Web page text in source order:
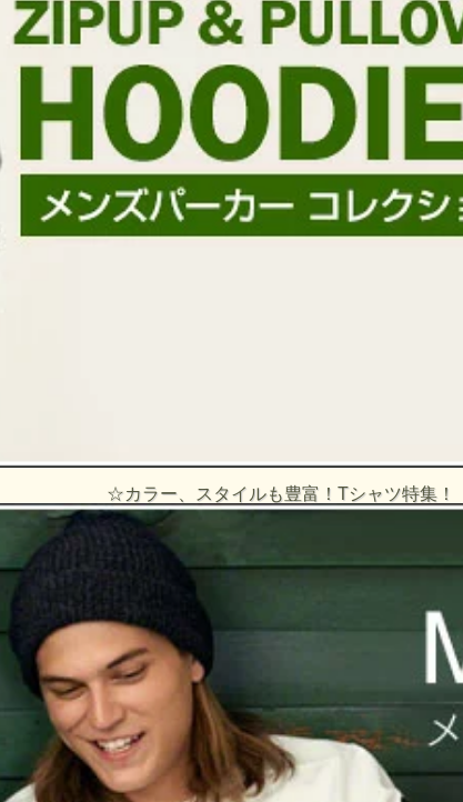
☆カラー、スタイルも豊富！Tシャツ特集！